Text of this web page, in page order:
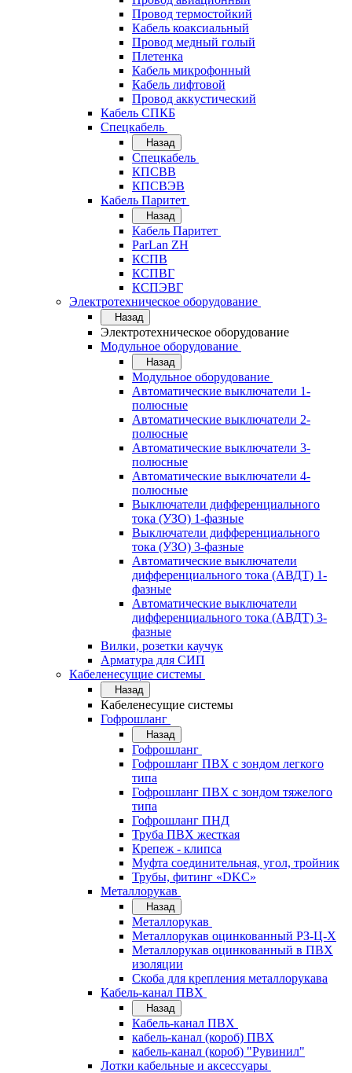
Провод термостойкий
Кабель коаксиальный
Провод медный голый
Плетенка
Кабель микрофонный
Кабель лифтовой
Провод аккустический
Кабель СПКБ
Спецкабель
Назад
Спецкабель
КПСВВ
КПСВЭВ
Кабель Паритет
Назад
Кабель Паритет
ParLan ZH
КСПВ
КСПВГ
КСПЭВГ
Электротехническое оборудование
Назад
Электротехническое оборудование
Модульное оборудование
Назад
Модульное оборудование
Автоматические выключатели 1-
полюсные
Автоматические выключатели 2-
полюсные
Автоматические выключатели 3-
полюсные
Автоматические выключатели 4-
полюсные
Выключатели дифференциального
тока (УЗО) 1-фазные
Выключатели дифференциального
тока (УЗО) 3-фазные
Автоматические выключатели
дифференциального тока (АВДТ) 1-
фазные
Автоматические выключатели
дифференциального тока (АВДТ) 3-
фазные
Вилки, розетки каучук
Арматура для СИП
Кабеленесущие системы
Назад
Кабеленесущие системы
Гофрошланг
Назад
Гофрошланг
Гофрошланг ПВХ с зондом легкого
типа
Гофрошланг ПВХ с зондом тяжелого
типа
Гофрошланг ПНД
Труба ПВХ жесткая
Крепеж - клипса
Муфта соединительная, угол, тройник
Трубы, фитинг «DKC»
Металлорукав
Назад
Металлорукав
Металлорукав оцинкованный РЗ-Ц-Х
Металлорукав оцинкованный в ПВХ
изоляции
Скоба для крепления металлорукава
Кабель-канал ПВХ
Назад
Кабель-канал ПВХ
кабель-канал (короб) ПВХ
кабель-канал (короб) "Рувинил"
Лотки кабельные и аксессуары